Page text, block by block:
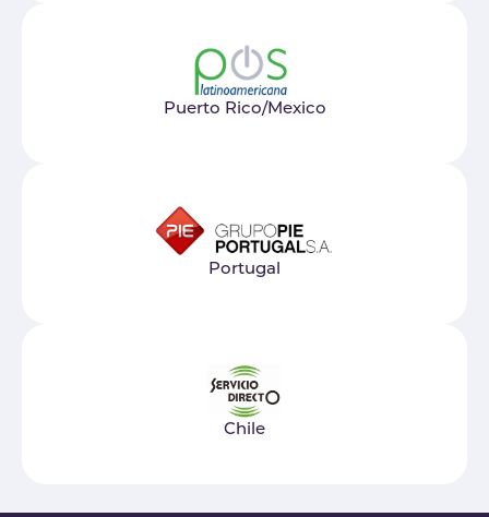
Puerto Rico/Mexico
Portugal
Chile